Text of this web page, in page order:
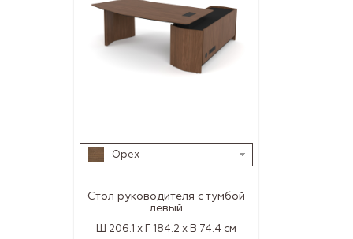
Орех
Стол руководителя с тумбой
левый
Ш 206.1 x Г 184.2 x В 74.4 см